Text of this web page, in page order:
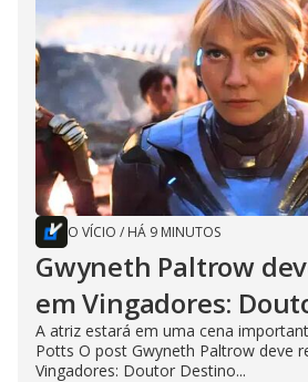
O VÍCIO / HÁ 9 MINUTOS
Gwyneth Paltrow
em Vingadores:
A atriz estará em uma cena
Potts O post Gwyneth Paltrow deve
Vingadores: Doutor Destino...